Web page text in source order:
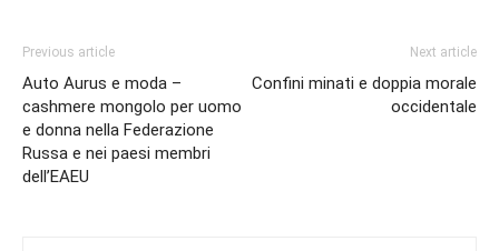
Previous article
Auto Aurus e moda –
cashmere mongolo per uomo
e donna nella Federazione
Russa e nei paesi membri
dell’EAEU
Next article
Confini minati e doppia morale
occidentale